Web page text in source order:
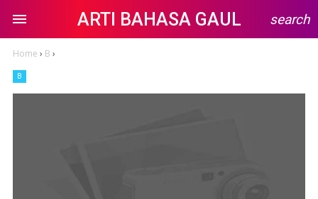
ARTI BAHASA GAUL search
Home › B ›
B